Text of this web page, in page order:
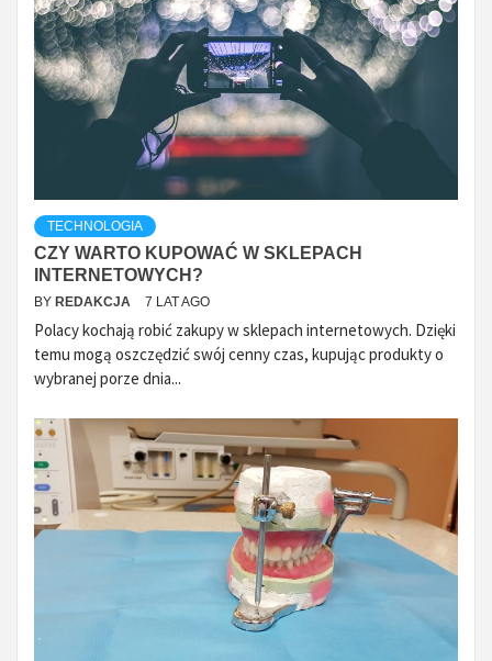
TECHNOLOGIA
CZY WARTO KUPOWAĆ W SKLEPACH
INTERNETOWYCH?
BY REDAKCJA 7 LAT AGO
Polacy kochają robić zakupy w sklepach internetowych. Dzięki
temu mogą oszczędzić swój cenny czas, kupując produkty o
wybranej porze dnia...